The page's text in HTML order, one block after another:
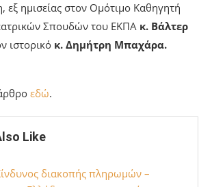
εξ ημισείας στον Ομότιμο Καθηγητή
Σπουδών του ΕΚΠΑ κ. Βάλτερ
ιστορικό κ. Δημήτρη Μπαχάρα.
εδώ.
Like
διακοπής πληρωμών –